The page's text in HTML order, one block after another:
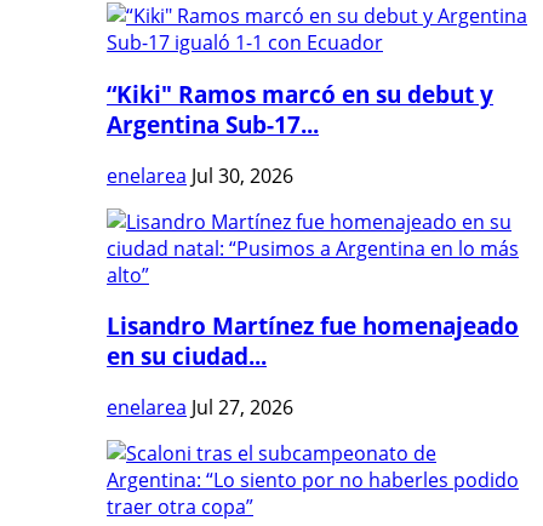
“Kiki" Ramos marcó en su debut y
Argentina Sub-17...
enelarea Jul 30, 2026
Lisandro Martínez fue homenajeado
en su ciudad...
enelarea Jul 27, 2026